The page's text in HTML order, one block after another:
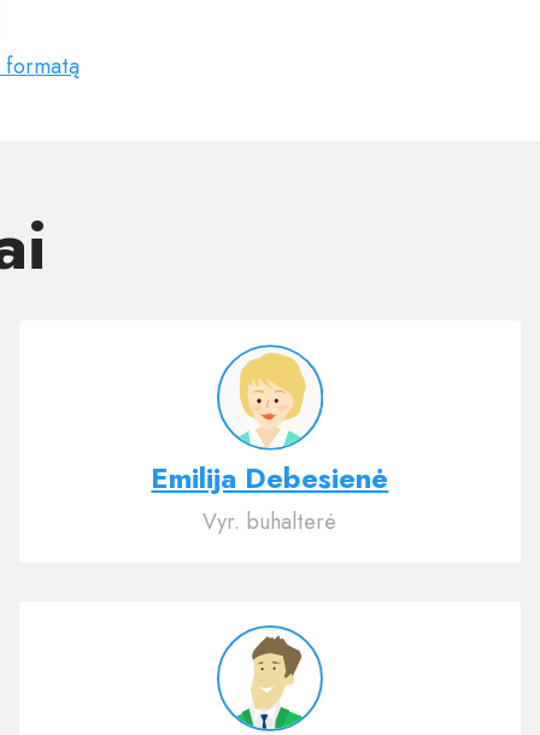
Emilija Debesienė
Vyr. buhalterė